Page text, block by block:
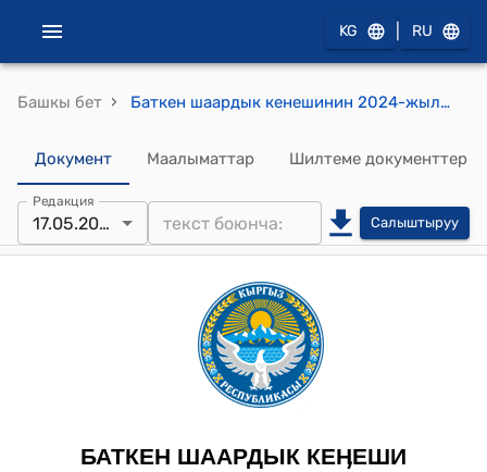
KG RU
Башкы бет › Баткен шаардык кенешинин 2024-жылдын 17-майындагы №61 "Баткен шаарынын С.Сыдыков көчөсүндөгү (Айкөл кафесинин түндүк тарабындагы) 270 м2 муниципалдык жер аянтын “Баткен областтык мергенчилер жана балыкчылар коомуна” административдик имарат куруу үчүн бөлүп берүүгө макулдук берүү жөнүндө" токтому
Документ Маалыматтар Шилтеме документтер
Редакция
17.05.2024 Салыштыруу